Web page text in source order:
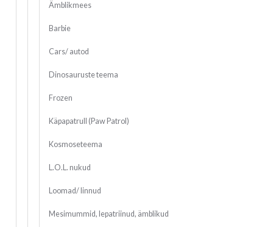
Ämblikmees
Barbie
Cars/ autod
Dinosauruste teema
Frozen
Käpapatrull (Paw Patrol)
Kosmoseteema
L.O.L. nukud
Loomad/ linnud
Mesimummid, lepatriinud, ämblikud